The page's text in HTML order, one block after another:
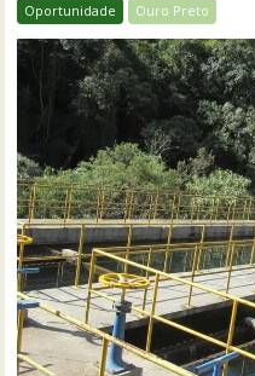
Oportunidade Ouro Preto